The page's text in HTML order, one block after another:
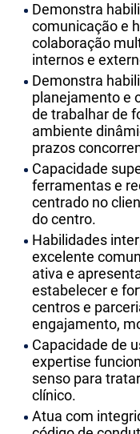
Demonstra
comunicação e
colaboração
internos e
Demonstra
planejamento e
de trabalhar de
ambiente
prazos
Capacidade
ferramentas e
centrado no
do centro.
Habilidades
excelente
ativa e
estabelecer e
centros e
engajamento,
Capacidade de
expertise
senso para
clínico.
Atua com